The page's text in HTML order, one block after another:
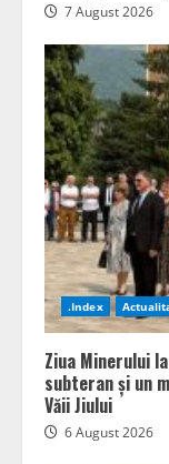
7 August 2026
.Index
Ziua Minerului
subteran și un
Văii Jiului
6 August 2026